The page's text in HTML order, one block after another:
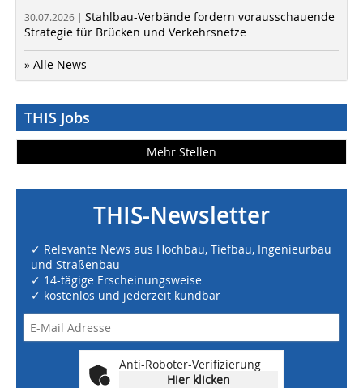
30.07.2026 | Stahlbau-Verbände fordern vorausschauende
Strategie für Brücken und Verkehrsnetze
» Alle News
THIS Jobs
Mehr Stellen
THIS-Newsletter
✓ Relevante News aus Hochbau, Tiefbau, Ingenieurbau
und Straßenbau
✓ 14-tägige Erscheinungsweise
✓ kostenlos und jederzeit kündbar
Anti-Roboter-Verifizierung
Hier klicken